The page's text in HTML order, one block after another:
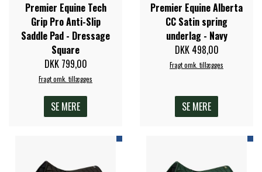
Premier Equine Tech
Grip Pro Anti-Slip
Saddle Pad - Dressage
Square
DKK 799,00
Fragt omk. tillægges
SE MERE
Premier Equine Alberta
CC Satin spring
underlag - Navy
DKK 498,00
Fragt omk. tillægges
SE MERE